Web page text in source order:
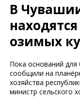
В
озимых
Пока оснований
сообщили на
хозяйства
министр сельского